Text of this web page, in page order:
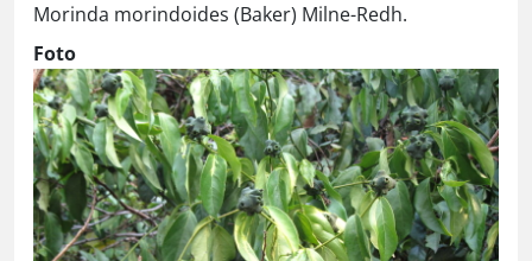
Morinda morindoides (Baker) Milne-Redh.
Foto